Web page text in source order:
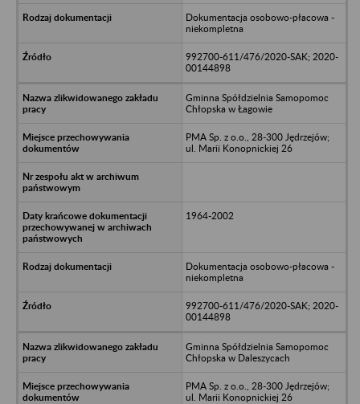
Dokumentacja osobowo-płacowa -
niekompletna
992700-611/476/2020-SAK; 2020-
00144898
Gminna Spółdzielnia Samopomoc
Chłopska w Łagowie
PMA Sp. z o.o., 28-300 Jędrzejów;
ul. Marii Konopnickiej 26
1964-2002
Dokumentacja osobowo-płacowa -
niekompletna
992700-611/476/2020-SAK; 2020-
00144898
Gminna Spółdzielnia Samopomoc
Chłopska w Daleszycach
PMA Sp. z o.o., 28-300 Jędrzejów;
ul. Marii Konopnickiej 26